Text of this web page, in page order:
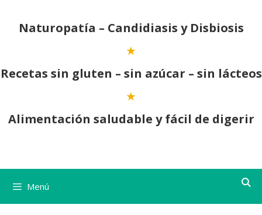
contenido
Naturopatía – Candidiasis y Disbiosis
Recetas sin gluten – sin azúcar – sin lácteos
Alimentación saludable y fácil de digerir
Menú